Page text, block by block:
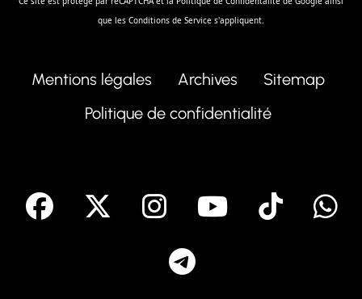
que les Conditions de Service s'appliquent.
Mentions légales Archives
Sitemap
Politique de confidentialité
facebook Instagram
Youtube
Tik